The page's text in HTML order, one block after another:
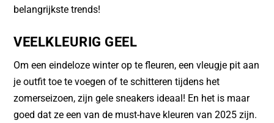
belangrijkste trends!
VEELKLEURIG GEEL
Om een eindeloze winter op te fleuren, een vleugje pit aan
je outfit toe te voegen of te schitteren tijdens het
zomerseizoen, zijn gele sneakers ideaal! En het is maar
goed dat ze een van de must-have kleuren van 2025 zijn.